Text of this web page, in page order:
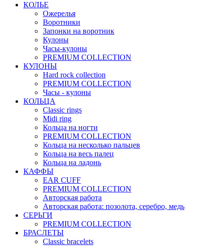
КОЛЬЕ
Ожерелья
Воротники
Запонки на воротник
Кулоны
Часы-кулоны
PREMIUM COLLECTION
КУЛОНЫ
Hard rock collection
PREMIUM COLLECTION
Часы - кулоны
КОЛЬЦА
Classic rings
Midi ring
Кольца на ногти
PREMIUM COLLECTION
Кольца на несколько пальцев
Кольца на весь палец
Кольца на ладонь
КАФФЫ
EAR CUFF
PREMIUM COLLECTION
Авторская работа
Авторская работа: позолота, серебро, медь
СЕРЬГИ
PREMIUM COLLECTION
БРАСЛЕТЫ
Classic bracelets